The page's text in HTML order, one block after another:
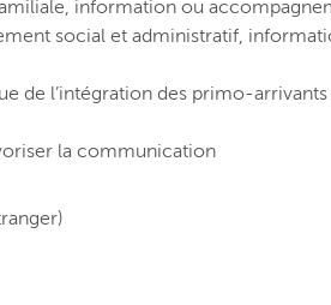
information ou
social et administratif,
de l’intégration des primo-arrivants
la communication